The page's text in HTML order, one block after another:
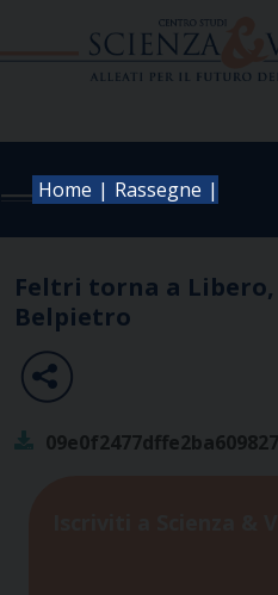
Home | Rassegne |
Feltri torna a
Belpietro